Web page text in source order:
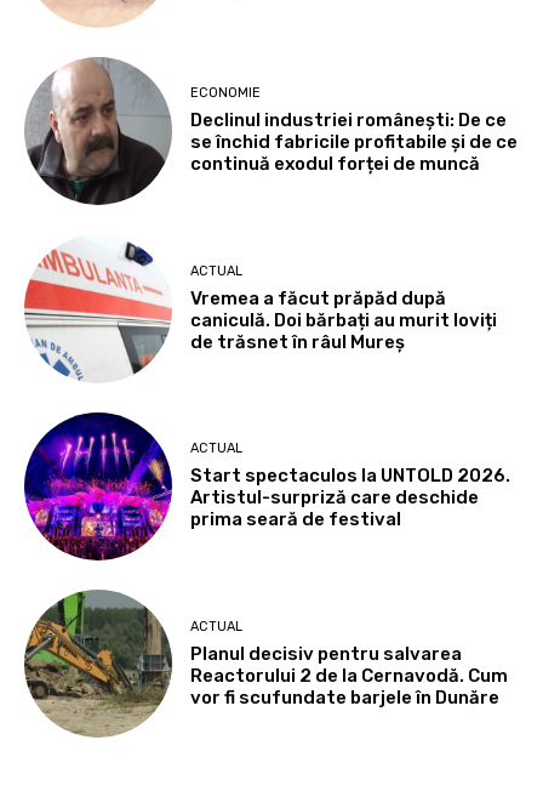
ECONOMIE
Declinul industriei românești: De ce
se închid fabricile profitabile și de ce
continuă exodul forței de muncă
ACTUAL
Vremea a făcut prăpăd după
caniculă. Doi bărbați au murit loviți
de trăsnet în râul Mureș
ACTUAL
Start spectaculos la UNTOLD 2026.
Artistul-surpriză care deschide
prima seară de festival
ACTUAL
Planul decisiv pentru salvarea
Reactorului 2 de la Cernavodă. Cum
vor fi scufundate barjele în Dunăre